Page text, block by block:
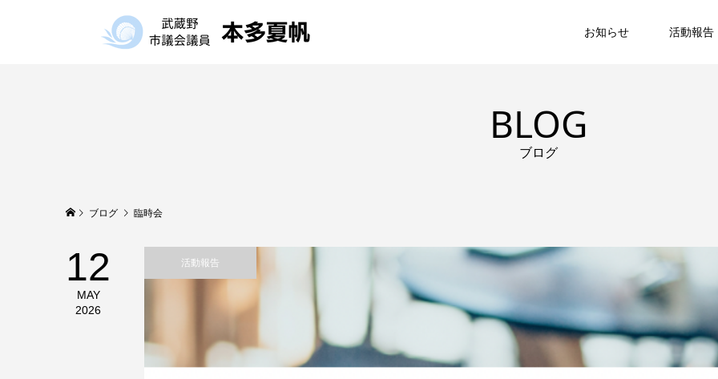
お知らせ 活動報告
BLOG
ブログ
ブログ 臨時会
12
MAY
2026
活動報告